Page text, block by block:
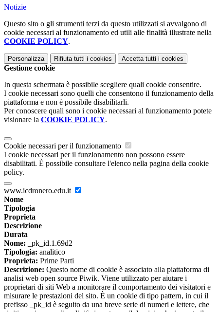
Notizie
Questo sito o gli strumenti terzi da questo utilizzati si avvalgono di
cookie necessari al funzionamento ed utili alle finalità illustrate nella
COOKIE POLICY.
Personalizza Rifiuta tutti i cookies Accetta tutti i cookies
Gestione cookie
In questa schermata è possibile scegliere quali cookie consentire.
I cookie necessari sono quelli che consentono il funzionamento della
piattaforma e non è possibile disabilitarli.
Per conoscere quali sono i cookie necessari al funzionamento potete
visionare la COOKIE POLICY.
Cookie necessari per il funzionamento
I cookie necessari per il funzionamento non possono essere
disabilitati. È possibile consultare l'elenco nella pagina della cookie
policy.
www.icdronero.edu.it
Nome
Tipologia
Proprieta
Descrizione
Durata
Nome: _pk_id.1.69d2
Tipologia: analitico
Proprieta: Prime Parti
Descrizione: Questo nome di cookie è associato alla piattaforma di
analisi web open source Piwik. Viene utilizzato per aiutare i
proprietari di siti Web a monitorare il comportamento dei visitatori e
misurare le prestazioni del sito. È un cookie di tipo pattern, in cui il
prefisso _pk_id è seguito da una breve serie di numeri e lettere, che